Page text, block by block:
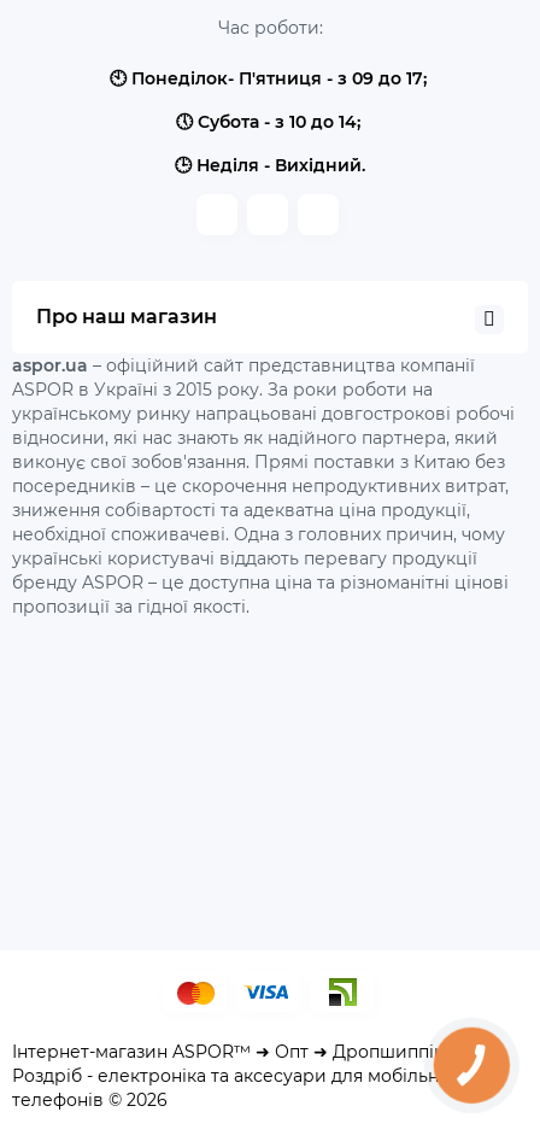
Час роботи:
🕙 Понеділок- П'ятниця - з 09 до 17;
🕔 Субота - з 10 до 14;
🕒 Неділя - Вихідний.
Про наш магазин
aspor.ua – офіційний сайт представництва компанії
ASPOR в Україні з 2015 року. За роки роботи на
українському ринку напрацьовані довгострокові робочі
відносини, які нас знають як надійного партнера, який
виконує свої зобов'язання. Прямі поставки з Китаю без
посередників – це скорочення непродуктивних витрат,
зниження собівартості та адекватна ціна продукції,
необхідної споживачеві. Одна з головних причин, чому
українські користувачі віддають перевагу продукції
бренду ASPOR – це доступна ціна та різноманітні цінові
пропозиції за гідної якості.
Інтернет-магазин ASPOR™ ➜ Опт ➜ Дропшиппінг ➜
Роздріб - електроніка та аксесуари для мобільних
телефонів © 2026